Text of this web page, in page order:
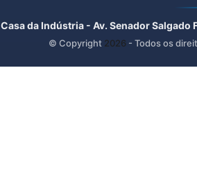
Casa da Indústria - Av. Senador
© Copyright 2026 - Todos os